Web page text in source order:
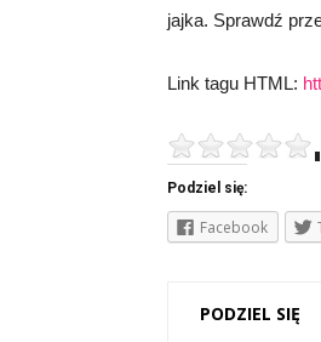
jajka. Sprawdź
Link tagu HTML:
Podziel się:
Facebook
PODZIEL SIĘ